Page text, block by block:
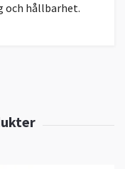
och hållbarhet.